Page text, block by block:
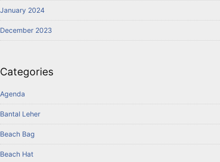
January 2024
December 2023
Categories
Agenda
Bantal Leher
Beach Bag
Beach Hat